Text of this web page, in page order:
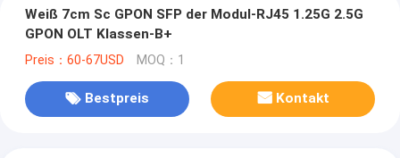
Weiß 7cm Sc GPON SFP der Modul-RJ45 1.25G 2.5G
GPON OLT Klassen-B+
Preis：60-67USD MOQ：1
Bestpreis Kontakt